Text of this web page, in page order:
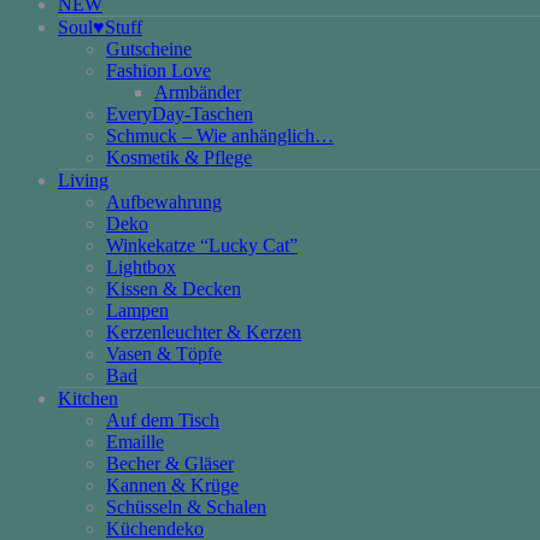
NEW
Soul♥Stuff
Gutscheine
Fashion Love
Armbänder
EveryDay-Taschen
Schmuck – Wie anhänglich…
Kosmetik & Pflege
Living
Aufbewahrung
Deko
Winkekatze “Lucky Cat”
Lightbox
Kissen & Decken
Lampen
Kerzenleuchter & Kerzen
Vasen & Töpfe
Bad
Kitchen
Auf dem Tisch
Emaille
Becher & Gläser
Kannen & Krüge
Schüsseln & Schalen
Küchendeko